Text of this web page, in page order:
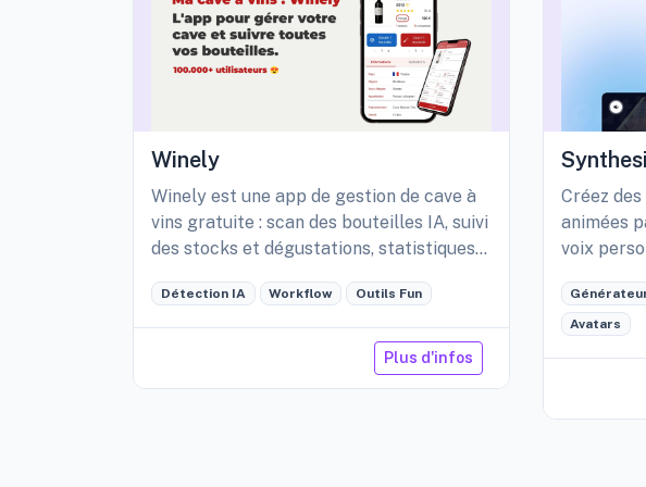
Winely
Winely est une app de gestion de cave à
vins gratuite : scan des bouteilles IA, suivi
des stocks et dégustations, statistiques
Détection IA Workflow Outils Fun
Plus d'infos
Créez
animées
voix
Avatars